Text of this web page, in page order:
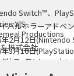
Switch™、
X|S
Productions
バルホラーアドベ
株式会社
2月12日(Nintendo
年3月16日
4月8日(Xbox
amata.games/